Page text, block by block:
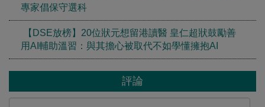
專家倡保守選科
【DSE放榜】20位狀元想留港讀醫 皇仁超狀鼓勵善
用AI輔助溫習：與其擔心被取代不如學懂擁抱AI
評論